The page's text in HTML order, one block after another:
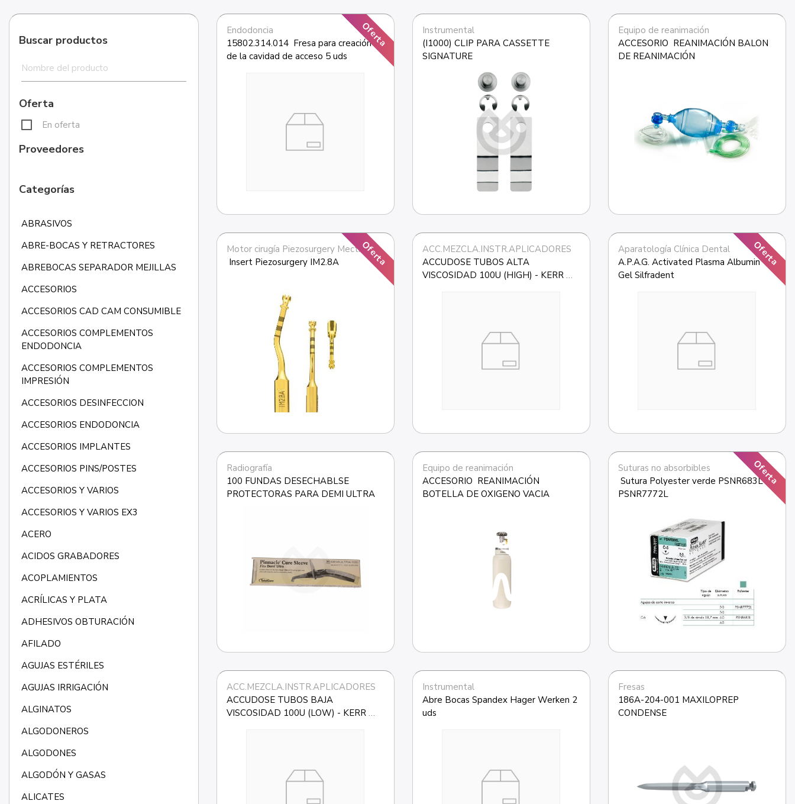
Buscar productos
Oferta
En oferta
Proveedores
Categorías
ABRASIVOS
ABRE-BOCAS Y RETRACTORES
ABREBOCAS SEPARADOR MEJILLAS
ACCESORIOS
ACCESORIOS CAD CAM CONSUMIBLE
ACCESORIOS COMPLEMENTOS
ENDODONCIA
ACCESORIOS COMPLEMENTOS
IMPRESIÓN
ACCESORIOS DESINFECCION
ACCESORIOS ENDODONCIA
ACCESORIOS IMPLANTES
ACCESORIOS PINS/POSTES
ACCESORIOS Y VARIOS
ACCESORIOS Y VARIOS EX3
ACERO
ACIDOS GRABADORES
ACOPLAMIENTOS
ACRÍLICAS Y PLATA
ADHESIVOS OBTURACIÓN
AFILADO
AGUJAS ESTÉRILES
AGUJAS IRRIGACIÓN
ALGINATOS
ALGODONEROS
ALGODONES
ALGODÓN Y GASAS
ALICATES
Oferta
Endodoncia
15802.314.014  Fresa para creación
de la cavidad de acceso 5 uds
Instrumental
(I1000) CLIP PARA CASSETTE
SIGNATURE
Equipo de reanimación
ACCESORIO  REANIMACIÓN BALON
DE REANIMACIÓN
Oferta
Motor cirugía Piezosurgery Mectron
Insert Piezosurgery IM2.8A
ACC.MEZCLA.INSTR.APLICADORES
ACCUDOSE TUBOS ALTA
VISCOSIDAD 100U (HIGH) - KERR
Oferta
Aparatología Clínica Dental
A.P.A.G. Activated Plasma Albumin
Gel Silfradent
Radiografía
100 FUNDAS DESECHABLSE
PROTECTORAS PARA DEMI ULTRA
Equipo de reanimación
ACCESORIO  REANIMACIÓN
BOTELLA DE OXIGENO VACIA
Oferta
Suturas no absorbibles
Sutura Polyester verde PSNR683L-
PSNR7772L
ACC.MEZCLA.INSTR.APLICADORES
ACCUDOSE TUBOS BAJA
VISCOSIDAD 100U (LOW) - KERR
Instrumental
Abre Bocas Spandex Hager Werken 2
uds
Fresas
186A-204-001 MAXILOPREP
CONDENSE